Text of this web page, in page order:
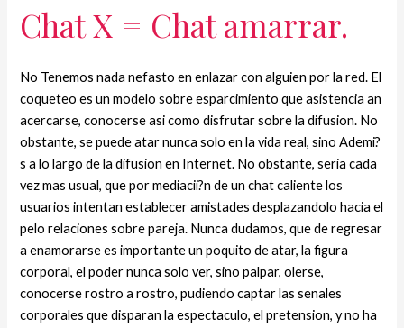
Chat X = Chat amarrar.
No Tenemos nada nefasto en enlazar con alguien por la red. El
coqueteo es un modelo sobre esparcimiento que asistencia an
acercarse, conocerse asi­ como disfrutar sobre la difusion. No
obstante, se puede atar nunca solo en la vida real, sino Ademi?
s a lo largo de la difusion en Internet. No obstante, seri­a cada
vez mas usual, que por mediacii?n de un chat caliente los
usuarios intentan establecer amistades desplazandolo hacia el
pelo relaciones sobre pareja. Nunca dudamos, que de regresar
a enamorarse es importante un poquito de atar, la figura
corporal, el poder nunca solo ver, sino palpar, olerse,
conocerse rostro a rostro, pudiendo captar las senales
corporales que disparan la espectaculo, el pretension, y no ha